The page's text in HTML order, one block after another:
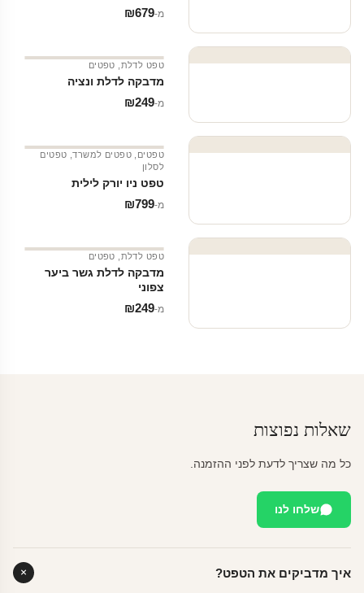
מ‑ ₪679
טפט לדלת טפטים
מדבקה לדלת ונציה
מ‑ ₪249
טפטים טפטים למשרד, טפטים
לסלון
טפט ניו יורק לילית
מ‑ ₪799
טפט לדלת טפטים
מדבקה לדלת גשר ביער
צפוני
מ‑ ₪249
שאלות נפוצות
כל מה שצריך לדעת לפני ההזמנה.
שלחו לנו
איך מדביקים את הטפט?